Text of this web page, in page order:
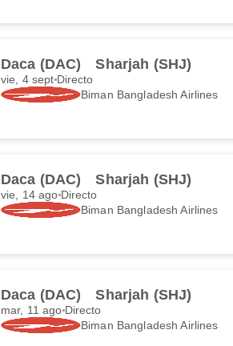
Daca (DAC) Sharjah (SHJ)
vie, 4 sept Directo
Biman Bangladesh Airlines
Daca (DAC) Sharjah (SHJ)
vie, 14 ago Directo
Biman Bangladesh Airlines
Daca (DAC) Sharjah (SHJ)
mar, 11 ago Directo
Biman Bangladesh Airlines